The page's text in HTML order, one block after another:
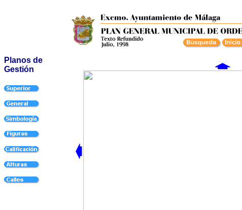
Planos de
Gestión